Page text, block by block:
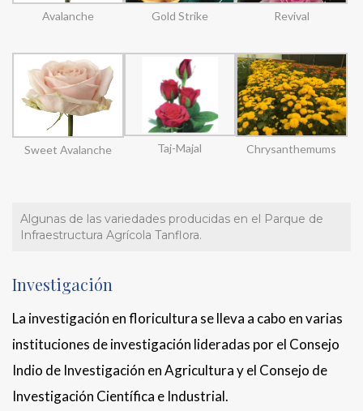
Avalanche Gold Strike Revival
Sweet Avalanche Taj-Majal Chrysanthemums
Algunas de las variedades producidas en el Parque de
Infraestructura Agrícola Tanflora.
Investigación
La investigación en floricultura se lleva a cabo en varias
instituciones de investigación lideradas por el Consejo
Indio de Investigación en Agricultura y el Consejo de
Investigación Científica e Industrial.